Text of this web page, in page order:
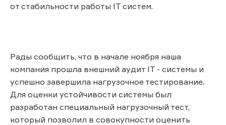
от стабильности работы IT систем.
Рады сообщить, что в начале ноября наша
компания прошла внешний аудит IT - системы и
успешно завершила нагрузочное тестирование.
Для оценки устойчивости системы был
разработан специальный нагрузочный тест,
который позволил в совокупности оценить